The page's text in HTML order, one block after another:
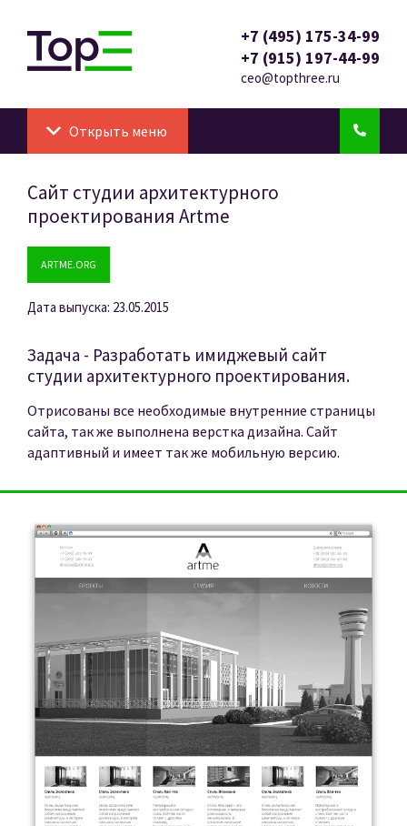
+7 (495) 175-34-99
+7 (915) 197-44-99
ceo@topthree.ru
Открыть меню
Сайт студии архитектурного
проектирования Artme
ARTME.ORG
Дата выпуска: 23.05.2015
Задача - Разработать имиджевый сайт
студии архитектурного проектирования.
Отрисованы все необходимые внутренние страницы
сайта, так же выполнена верстка дизайна. Сайт
адаптивный и имеет так же мобильную версию.